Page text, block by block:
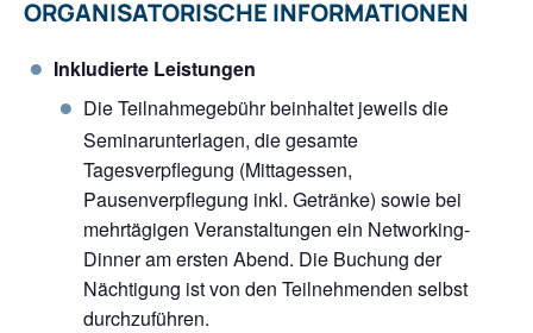
ORGANISATORISCHE INFORMATIONEN
Inkludierte Leistungen
Die Teilnahmegebühr beinhaltet jeweils die
Seminarunterlagen, die gesamte
Tagesverpflegung (Mittagessen,
Pausenverpflegung inkl. Getränke) sowie bei
mehrtägigen Veranstaltungen ein Networking-
Dinner am ersten Abend. Die Buchung der
Nächtigung ist von den Teilnehmenden selbst
durchzuführen.